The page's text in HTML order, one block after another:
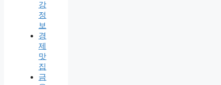
강
정
보
경
제
맛
집
금